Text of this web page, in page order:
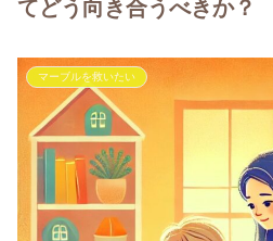
てどう向き合うべきか？
マーブルを救いたい